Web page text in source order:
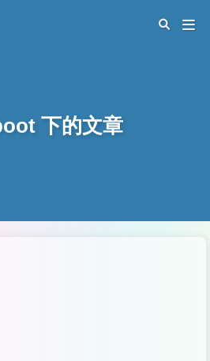
下的文章